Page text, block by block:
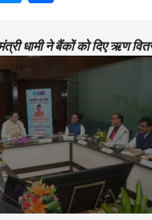
s
s
e
n
g
er
ar
धामी ने बैंकों को दिए ऋण